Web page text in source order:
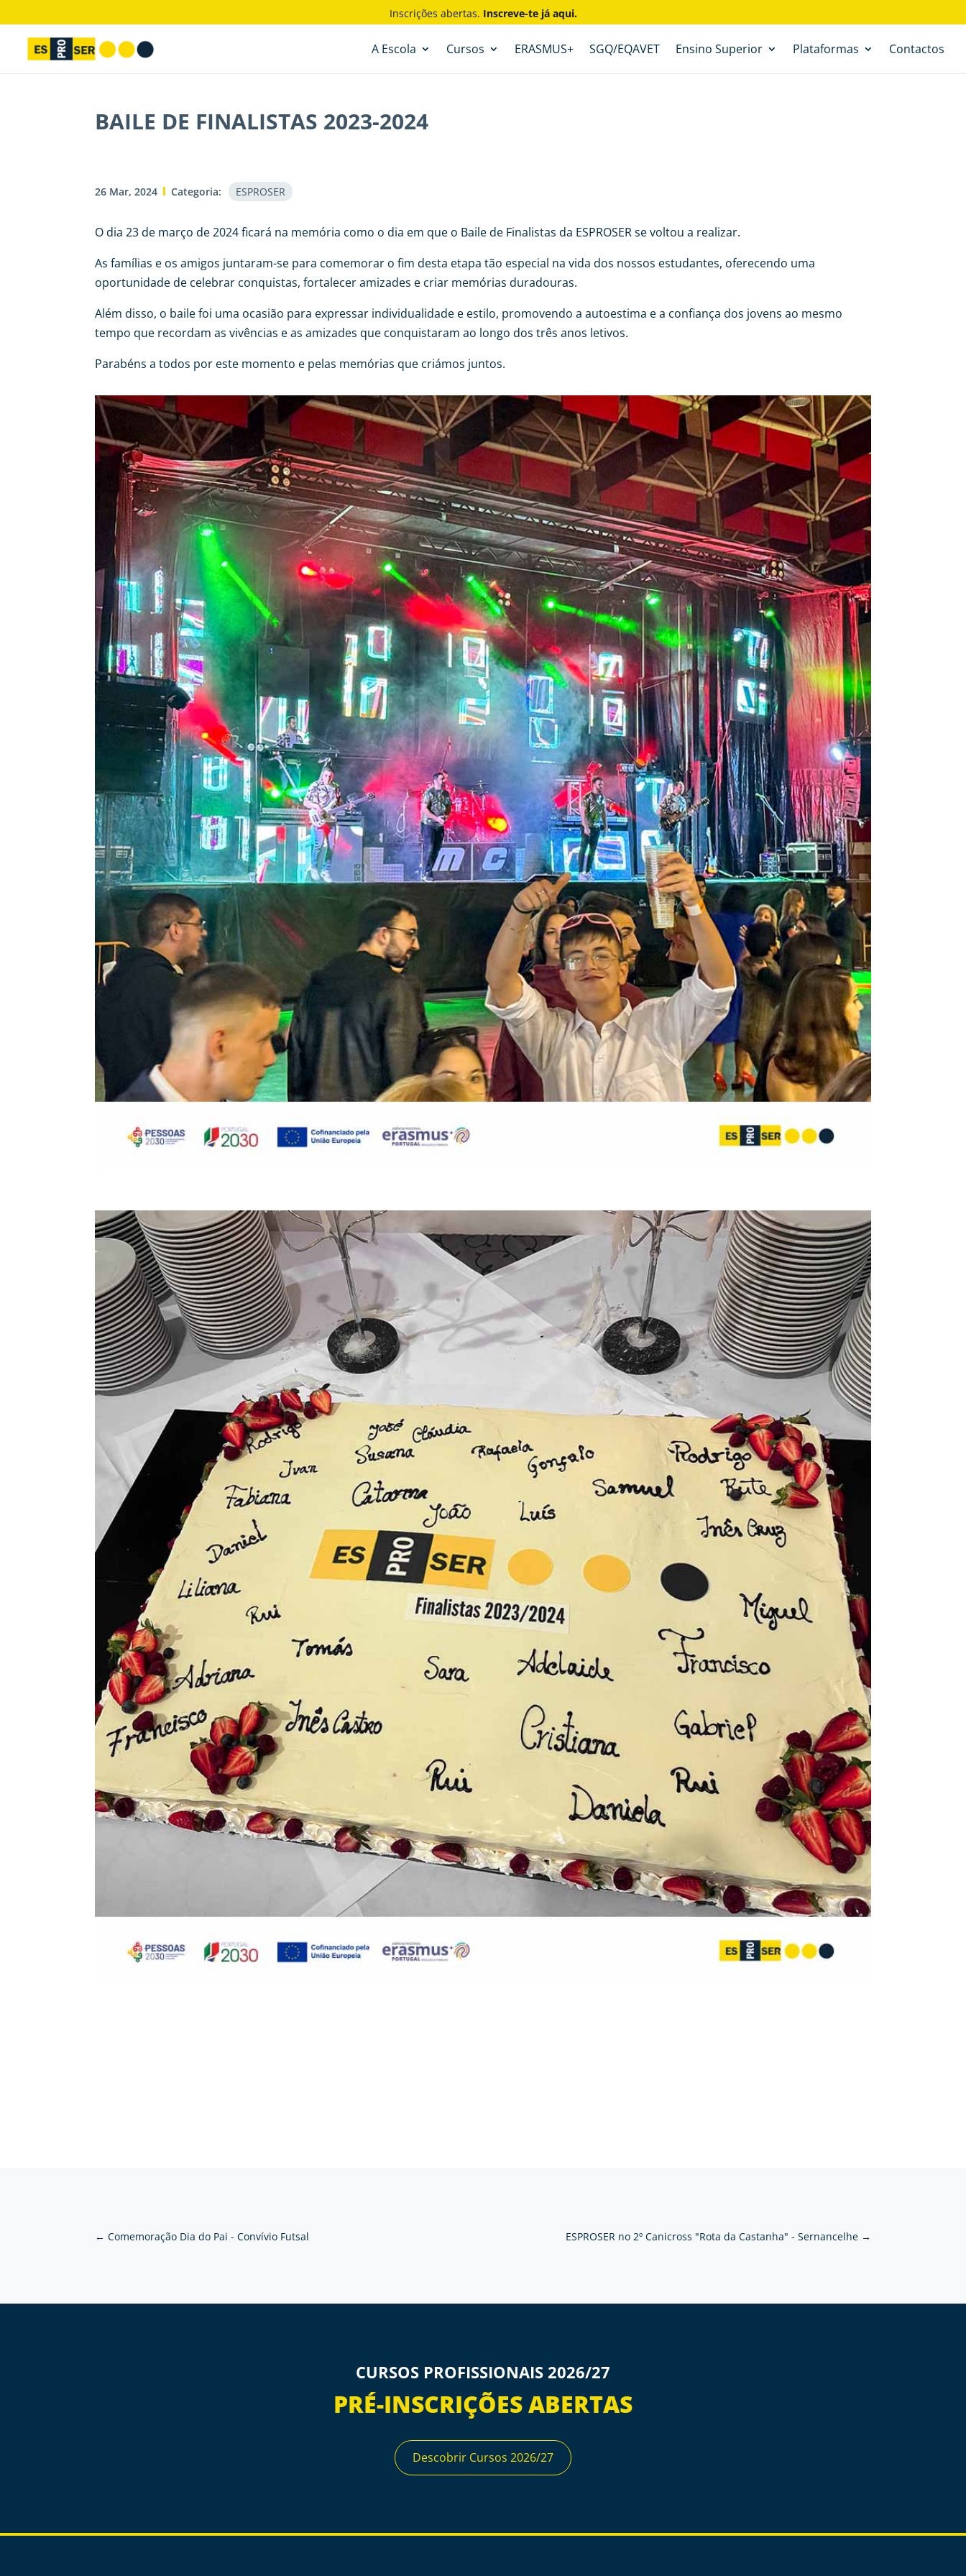
Inscrições abertas. Inscreve-te já aqui.
A Escola Cursos ERASMUS+ SGQ/EQAVET Ensino Superior Plataformas Contactos
BAILE DE FINALISTAS 2023-2024
26 Mar, 2024 Categoria: ESPROSER
O dia 23 de março de 2024 ficará na memória como o dia em que o Baile de Finalistas da ESPROSER se voltou a realizar.
As famílias e os amigos juntaram-se para comemorar o fim desta etapa tão especial na vida dos nossos estudantes, oferecendo uma
oportunidade de celebrar conquistas, fortalecer amizades e criar memórias duradouras.
Além disso, o baile foi uma ocasião para expressar individualidade e estilo, promovendo a autoestima e a confiança dos jovens ao mesmo
tempo que recordam as vivências e as amizades que conquistaram ao longo dos três anos letivos.
Parabéns a todos por este momento e pelas memórias que criámos juntos.
← Comemoração Dia do Pai - Convívio Futsal ESPROSER no 2º Canicross "Rota da Castanha" - Sernancelhe →
CURSOS PROFISSIONAIS 2026/27
PRÉ-INSCRIÇÕES ABERTAS
Descobrir Cursos 2026/27